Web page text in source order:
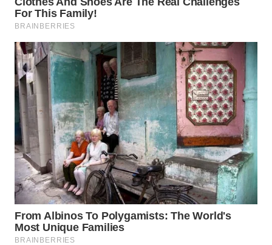
WAHANA
DESA
WISATA
LAPAK
WAHANA
Wahana
Network
KONSUMEN
LISTRIK
MASYARAKAT
KELISTRIKAN
WALINKI